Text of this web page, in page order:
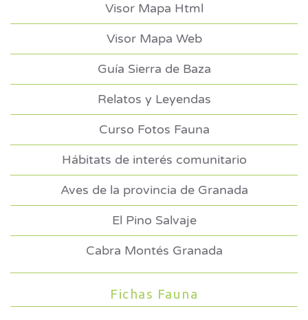
Visor Mapa Html
Visor Mapa Web
Guía Sierra de Baza
Relatos y Leyendas
Curso Fotos Fauna
Hábitats de interés comunitario
Aves de la provincia de Granada
El Pino Salvaje
Cabra Montés Granada
Fichas Fauna